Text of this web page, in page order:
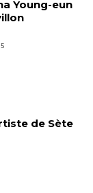
Young-eun
de Sète